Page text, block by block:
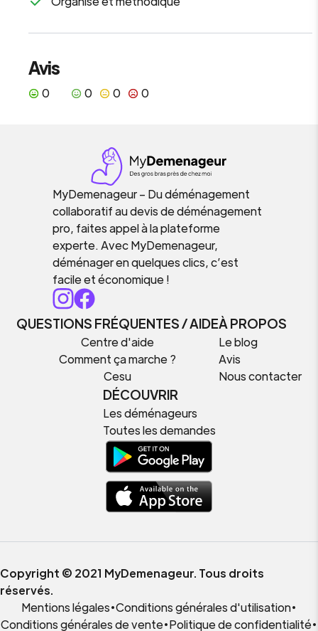
Avis
0 0 0 0
MyDemenageur – Du déménagement
collaboratif au devis de déménagement
pro, faites appel à la plateforme
experte. Avec MyDemenageur,
déménager en quelques clics, c’est
facile et économique !
QUESTIONS FRÉQUENTES / AIDE
Centre d'aide
Comment ça marche ?
Cesu
À PROPOS
Le blog
Avis
Nous contacter
DÉCOUVRIR
Les déménageurs
Toutes les demandes
Copyright © 2021 MyDemenageur. Tous droits
réservés.
Mentions légales•Conditions générales d'utilisation•
Conditions générales de vente•Politique de confidentialité•